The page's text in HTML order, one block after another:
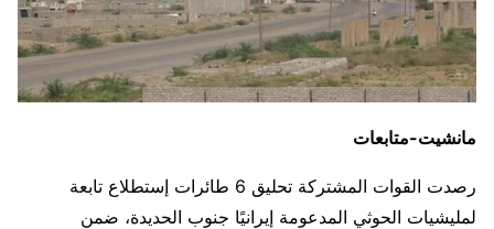
مانشيت-متابعات
رصدت القوات المشتركة تحليق 6 طائرات إستطلاع تابعة
لمليشيات الحوثي المدعومة إيرانيًا جنوب الحديدة، ضمن